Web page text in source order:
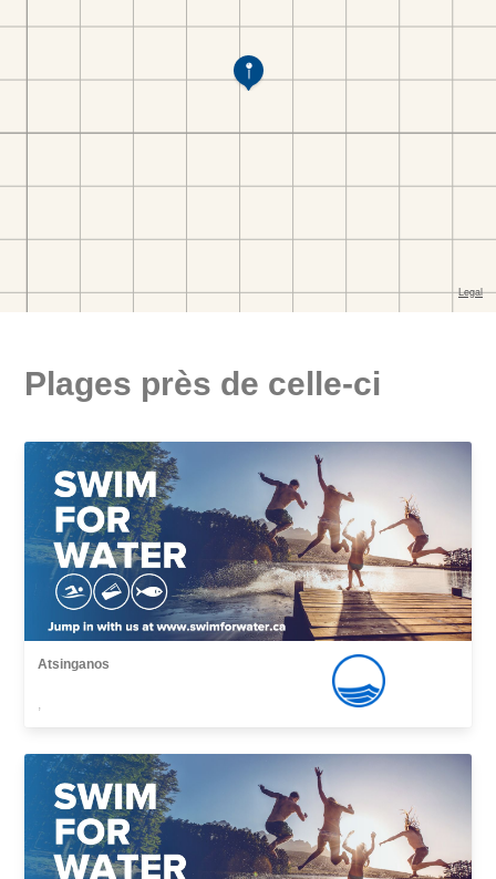
Plages près de celle-ci
Atsinganos
,